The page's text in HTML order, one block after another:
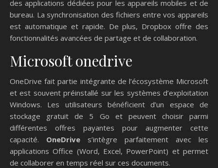
des applications dédiées pour les appareils mobiles et de
bureau. La synchronisation des fichiers entre vos appareils
est automatique et rapide. De plus, Dropbox offre des
fonctionnalités avancées de partage et de collaboration.
Microsoft onedrive
OneDrive fait partie intégrante de l’écosystème Microsoft
et est souvent préinstallé sur les systèmes d’exploitation
Windows. Les utilisateurs bénéficient d’un espace de
stockage gratuit de 5 Go et peuvent choisir parmi
différentes offres payantes pour augmenter cette
capacité. OneDrive s’intègre parfaitement avec les
applications Office (Word, Excel, PowerPoint) et permet
de collaborer en temps réel sur ces documents.